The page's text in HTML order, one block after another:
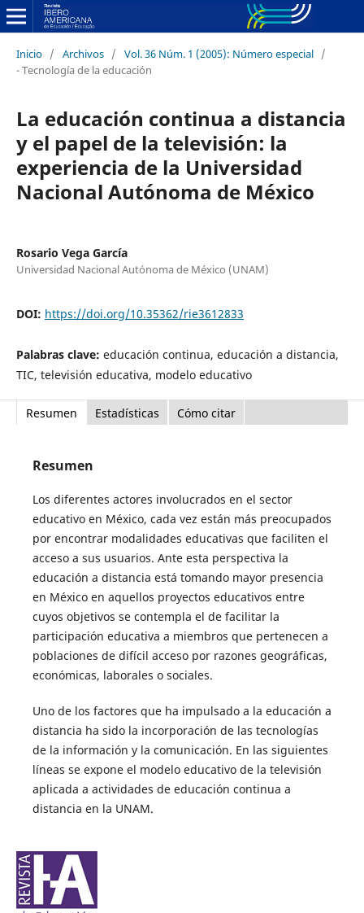
Inicio / Archivos / Vol. 36 Núm. 1 (2005): Número especial /
- Tecnología de la educación
La educación continua a distancia
y el papel de la televisión: la
experiencia de la Universidad
Nacional Autónoma de México
Rosario Vega García
Universidad Nacional Autónoma de México (UNAM)
DOI: https://doi.org/10.35362/rie3612833
Palabras clave: educación continua, educación a distancia,
TIC, televisión educativa, modelo educativo
Resumen Estadísticas Cómo citar
Resumen
Los diferentes actores involucrados en el sector
educativo en México, cada vez están más preocupados
por encontrar modalidades educativas que faciliten el
acceso a sus usuarios. Ante esta perspectiva la
educación a distancia está tomando mayor presencia
en México en aquellos proyectos educativos entre
cuyos objetivos se contempla el de facilitar la
participación educativa a miembros que pertenecen a
poblaciones de difícil acceso por razones geográficas,
económicas, laborales o sociales.
Uno de los factores que ha impulsado a la educación a
distancia ha sido la incorporación de las tecnologías
de la información y la comunicación. En las siguientes
líneas se expone el modelo educativo de la televisión
aplicada a actividades de educación continua a
distancia en la UNAM.